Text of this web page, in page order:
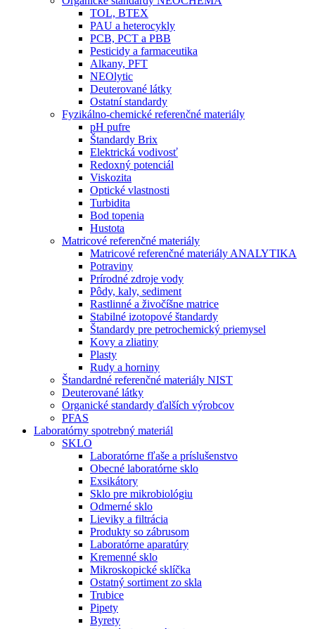
TOL, BTEX
PAU a heterocykly
PCB, PCT a PBB
Pesticidy a farmaceutika
Alkany, PFT
NEOlytic
Deuterované látky
Ostatní standardy
Fyzikálno-chemické referenčné materiály
pH pufre
Štandardy Brix
Elektrická vodivosť
Redoxný potenciál
Viskozita
Optické vlastnosti
Turbidita
Bod topenia
Hustota
Matricové referenčné materiály
Matricové referenčné materiály ANALYTIKA
Potraviny
Prírodné zdroje vody
Pôdy, kaly, sediment
Rastlinné a živočíšne matrice
Stabilné izotopové štandardy
Štandardy pre petrochemický priemysel
Kovy a zliatiny
Plasty
Rudy a horniny
Štandardné referenčné materiály NIST
Deuterované látky
Organické standardy ďalších výrobcov
PFAS
Laboratórny spotrebný materiál
SKLO
Laboratórne fľaše a príslušenstvo
Obecné laboratórne sklo
Exsikátory
Sklo pre mikrobiológiu
Odmerné sklo
Lieviky a filtrácia
Produkty so zábrusom
Laboratórne aparatúry
Kremenné sklo
Mikroskopické sklíčka
Ostatný sortiment zo skla
Trubice
Pipety
Byrety